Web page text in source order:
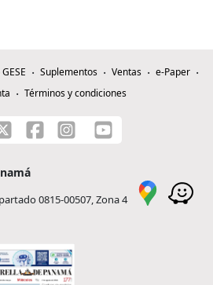
Suplementos Ventas
e-Paper
Términos y condiciones
0815-00507, Zona 4